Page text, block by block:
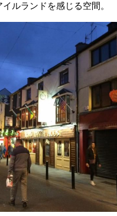
ルランドを感じる空間。